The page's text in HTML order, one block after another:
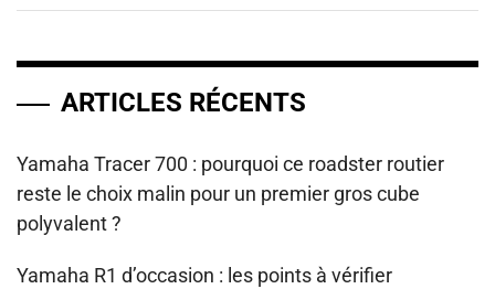
ARTICLES RÉCENTS
Yamaha Tracer 700 : pourquoi ce roadster routier
reste le choix malin pour un premier gros cube
polyvalent ?
Yamaha R1 d’occasion : les points à vérifier